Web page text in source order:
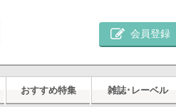
会員登録
おすすめ特集 雑誌･レーベル